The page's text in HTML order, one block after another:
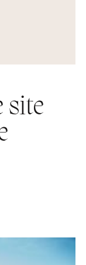
site